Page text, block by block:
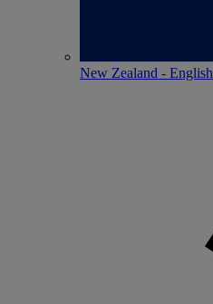
New Zealand - English